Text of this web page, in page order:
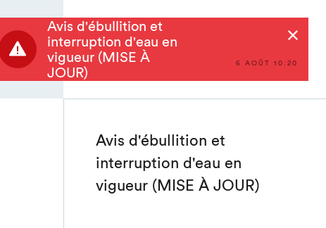
6 AOÛT 10:20
Avis d'ébullition et
interruption d'eau en
vigueur (MISE À
JOUR)
Avis d'ébullition et
interruption d'eau en
vigueur (MISE À JOUR)